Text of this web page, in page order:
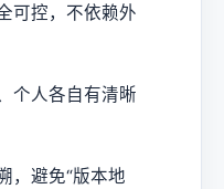
可控，不依赖外
个人各自有清晰
，避免“版本地